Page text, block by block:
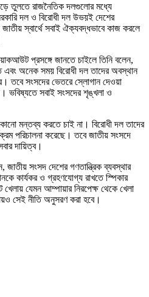
তুলতে রাজনৈতিক দলগুলোর মধ্যে
দল ও বিরোধী দল উভয়ই দেশের
স্বার্থে সবাই ঐক্যবদ্ধভাবে কাজ করলে
প্রসঙ্গে জানতে চাইলে তিনি বলেন,
অনেক সময় বিরোধী দল তাদের অবস্থান
তবে সংসদের ভেতরে স্লোগান দেওয়া
ভবিষ্যতে সবাই সংসদের শৃঙ্খলা ও
মন্তব্য করতে চাই না। বিরোধী দল তাদের
পরিচালনা করেছে। তবে জাতীয় সংসদে
দায়িত্ব।
সংসদ দেশের গণতান্ত্রিক ব্যবস্থার
কার্যকর ও গ্রহণযোগ্য রাখতে স্পিকার
খেলায় যেমন আম্পায়ার নিরপেক্ষ থেকে খেলা
সেই নীতি অনুসরণ করা হবে।